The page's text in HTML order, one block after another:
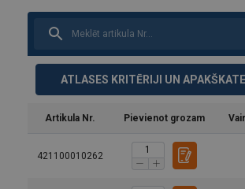
ATLASES KRITĒRIJI UN
Artikula Nr. Pievienot grozam
421100010262